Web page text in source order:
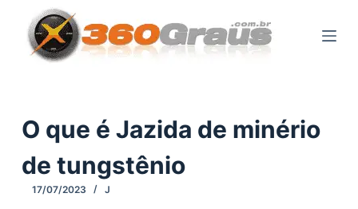
pO que é Jazida de minério
de tungstênio
17/07/2023 J